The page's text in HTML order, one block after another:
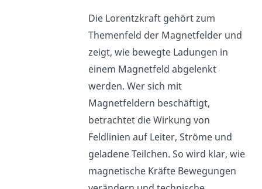
Die Lorentzkraft gehört zum
Themenfeld der Magnetfelder und
zeigt, wie bewegte Ladungen in
einem Magnetfeld abgelenkt
werden. Wer sich mit
Magnetfeldern beschäftigt,
betrachtet die Wirkung von
Feldlinien auf Leiter, Ströme und
geladene Teilchen. So wird klar, wie
magnetische Kräfte Bewegungen